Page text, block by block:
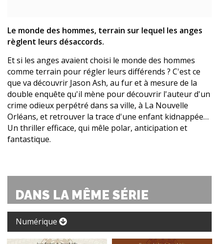
Le monde des hommes, terrain sur lequel les anges
règlent leurs désaccords.
Et si les anges avaient choisi le monde des hommes
comme terrain pour régler leurs différends ? C'est ce
que va découvrir Jason Ash, au fur et à mesure de la
double enquête qu'il mène pour découvrir l'auteur d'un
crime odieux perpétré dans sa ville, à La Nouvelle
Orléans, et retrouver la trace d'une enfant kidnappée…
Un thriller efficace, qui mêle polar, anticipation et
fantastique.
DANS LA MÊME SÉRIE
Numérique